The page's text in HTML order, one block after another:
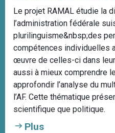
Le projet RAMAL étudie la
l’administration fédérale
plurilinguisme&nbsp;des
compétences individuelles
œuvre de celles-ci dans
aussi à mieux comprendre
approfondir l’analyse du
l’AF. Cette thématique
scientifique que politique.
Plus